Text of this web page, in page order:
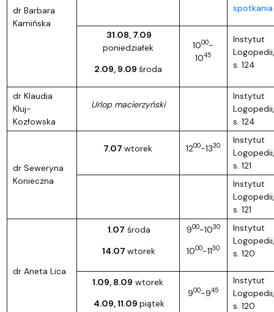
dr Barbara
Kamińska
spotkania
31.08, 7.09
poniedziałek
2.09, 9.09 środa
1000-
1045
Instytut
Logopedii,
s. 124
dr Klaudia
Kluj-
Kozłowska
Urlop macierzyński
Instytut
Logopedii,
s. 124
dr Seweryna
Konieczna
7.07 wtorek 1200-1330
Instytut
Logopedii,
s. 121
Instytut
Logopedii,
s. 121
dr Aneta Lica
1.07 środa
14.07 wtorek
900-1030
1000-1130
Instytut
Logopedii,
s. 120
1.09, 8.09 wtorek
4.09, 11.09 piątek
900-945
Instytut
Logopedii,
s. 120